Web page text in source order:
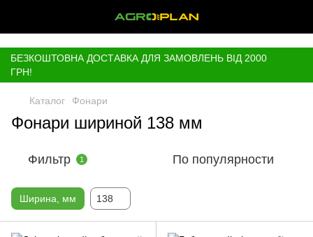
БЕЗКОШТОВНА ДОСТАВКА ДЛЯ ЗАМОВЛЕНЬ ВІД 2000
ГРН!
Каталог Фонари
Фонари шириной 138 мм
Фильтр 1 По популярности
Ширина, мм 138